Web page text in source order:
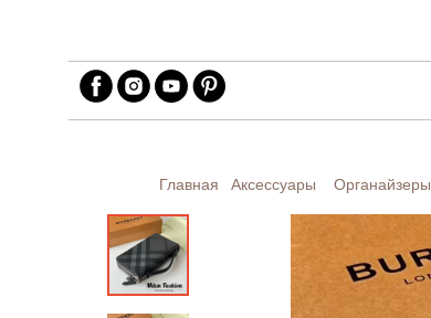
Главная Аксессуары Органайзеры